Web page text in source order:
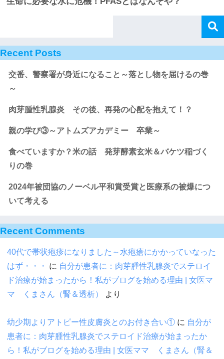
Recent Posts
交番、警察署が身近になること～落とし物を届けるの巻
～
肉芽腫性乳腺炎 その後、再発の心配を抱えて！？
親の学び③～アトムズアカデミー 卒業～
食べていますか？米の話 発芽酵素玄米＆バケツ稲づく
りの巻
2024年被団協のノーベル平和賞受賞と医療系の被爆につ
いて考える
Recent Comments
40代で帯状疱疹になりました～水疱瘡にかかっていなった
はず・・・
に 自分が患者に：肉芽腫性乳腺炎でステロイ
ド治療が始まったから！私がブログを始める理由 | 女医マ
マ くまさん（腎＆透析）
より
幼少期よりアトピー性皮膚炎とのお付き合い① に 自分が
患者に：肉芽腫性乳腺炎でステロイド治療が始まったか
ら！私がブログを始める理由 | 女医ママ くまさん（腎＆